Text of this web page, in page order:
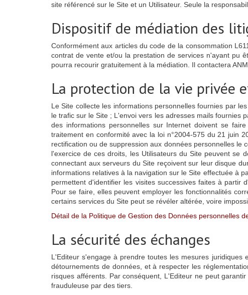
site référencé sur le Site et un Utilisateur. Seule la
Dispositif de médiation des
Conformément aux articles du code de la consommation
contrat de vente et/ou la prestation de services n'ayant pu
pourra recourir gratuitement à la médiation. Il contactera
La protection de la vie privée
Le Site collecte les informations personnelles fournies par
le trafic sur le Site ; L'envoi vers les adresses mails fournies
des informations personnelles sur Internet doivent se
traitement en conformité avec la loi n°2004-575 du 21 juin
rectification ou de suppression aux données personnelles
l'exercice de ces droits, les Utilisateurs du Site peuvent se
connectant aux serveurs du Site reçoivent sur leur disque
informations relatives à la navigation sur le Site effectuée à
permettent d'identifier les visites successives faites à partir
Pour se faire, elles peuvent employer les fonctionnalités
certains services du Site peut se révéler altérée, voire
Détail de la Politique de Gestion des Données personnelles
La sécurité des échanges
L'Editeur s'engage à prendre toutes les mesures
détournements de données, et à respecter les
risques afférents. Par conséquent, L'Editeur ne peut
frauduleuse par des tiers.